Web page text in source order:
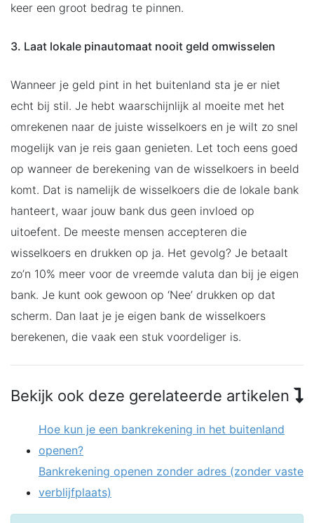
keer een groot bedrag te pinnen.
3. Laat lokale pinautomaat nooit geld omwisselen
Wanneer je geld pint in het buitenland sta je er niet
echt bij stil. Je hebt waarschijnlijk al moeite met het
omrekenen naar de juiste wisselkoers en je wilt zo snel
mogelijk van je reis gaan genieten. Let toch eens goed
op wanneer de berekening van de wisselkoers in beeld
komt. Dat is namelijk de wisselkoers die de lokale bank
hanteert, waar jouw bank dus geen invloed op
uitoefent. De meeste mensen accepteren die
wisselkoers en drukken op ja. Het gevolg? Je betaalt
zo’n 10% meer voor de vreemde valuta dan bij je eigen
bank. Je kunt ook gewoon op ‘Nee’ drukken op dat
scherm. Dan laat je je eigen bank de wisselkoers
berekenen, die vaak een stuk voordeliger is.
Bekijk ook deze gerelateerde artikelen
Hoe kun je een bankrekening in het buitenland
openen?
Bankrekening openen zonder adres (zonder vaste
verblijfplaats)